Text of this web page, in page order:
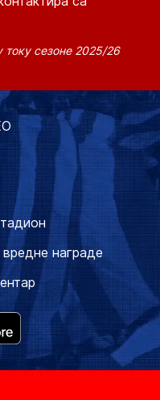
току сезоне 2025/26
награде